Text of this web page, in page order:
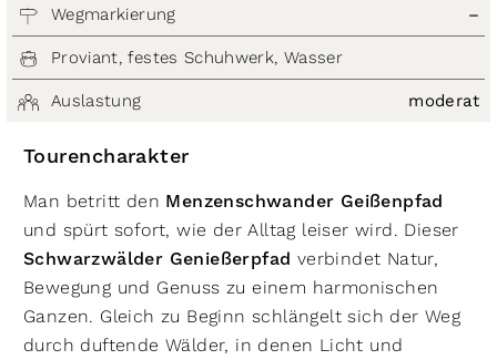
Wegmarkierung –
Proviant, festes Schuhwerk, Wasser
Auslastung moderat
Tourencharakter
Man betritt den Menzenschwander Geißenpfad
und spürt sofort, wie der Alltag leiser wird. Dieser
Schwarzwälder Genießerpfad verbindet Natur,
Bewegung und Genuss zu einem harmonischen
Ganzen. Gleich zu Beginn schlängelt sich der Weg
durch duftende Wälder, in denen Licht und